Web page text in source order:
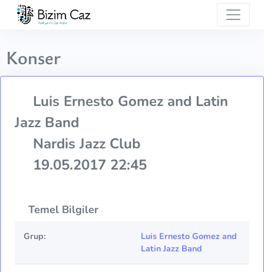
Konser
Luis Ernesto Gomez and Latin
Jazz Band
Nardis Jazz Club
19.05.2017 22:45
Temel Bilgiler
Grup:
Luis Ernesto Gomez and
Latin Jazz Band